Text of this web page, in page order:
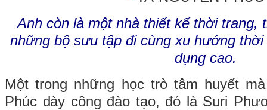
Anh còn là một nhà thiết kế thời trang,
những bộ sưu tập đi cùng xu hướng
dụng cao.
Một trong những học trò tâm huyết
Phúc dày công đào tạo, đó là Suri